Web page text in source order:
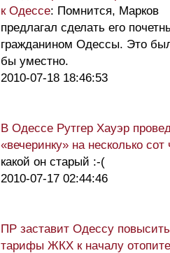
к Одессе: Помнится, Марков
предлагал сделать его
гражданином Одессы. Это
бы уместно.
2010-07-18 18:46:53
В Одессе Рутгер Хауэр
«вечеринку» на несколько сот
какой он старый :-(
2010-07-17 02:44:46
ПР заставит Одессу повысить
тарифы ЖКХ к началу